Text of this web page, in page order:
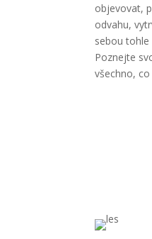
objevovat,
odvahu,
sebou
Poznejte
všechno,